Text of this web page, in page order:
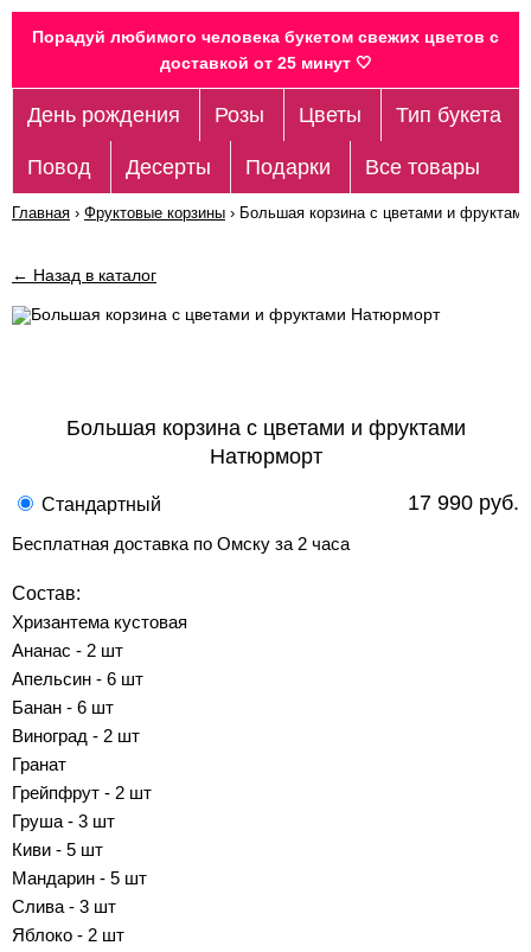
Порадуй любимого человека букетом свежих цветов c
доставкой от 25 минут 🤍
День рождения Розы Цветы Тип букета
Повод Десерты Подарки Все товары
Главная › Фруктовые корзины › Большая корзина с цветами и
← Назад в каталог
Большая корзина с цветами и фруктами
Натюрморт
Стандартный 17 990 руб.
Бесплатная доставка по Омску за 2 часа
Состав:
Хризантема кустовая
Ананас - 2 шт
Апельсин - 6 шт
Банан - 6 шт
Виноград - 2 шт
Гранат
Грейпфрут - 2 шт
Груша - 3 шт
Киви - 5 шт
Мандарин - 5 шт
Слива - 3 шт
Яблоко - 2 шт